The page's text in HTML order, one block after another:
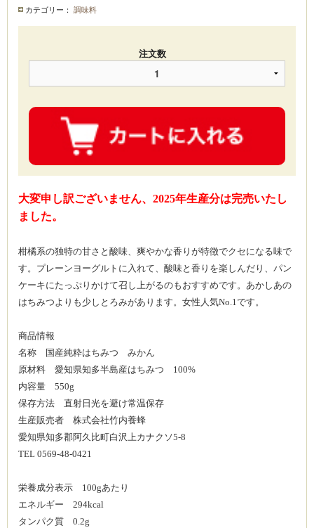
カテゴリー： 調味料
注文数
大変申し訳ございません、2025年生産分は完売いたし
ました。
柑橘系の独特の甘さと酸味、爽やかな香りが特徴でクセになる味で
す。プレーンヨーグルトに入れて、酸味と香りを楽しんだり、パン
ケーキにたっぷりかけて召し上がるのもおすすめです。あかしあの
はちみつよりも少しとろみがあります。女性人気No.1です。
商品情報
名称 国産純粋はちみつ みかん
原材料 愛知県知多半島産はちみつ 100%
内容量 550g
保存方法 直射日光を避け常温保存
生産販売者 株式会社竹内養蜂
愛知県知多郡阿久比町白沢上カナクソ5-8
TEL 0569-48-0421
栄養成分表示 100gあたり
エネルギー 294kcal
タンパク質 0.2g